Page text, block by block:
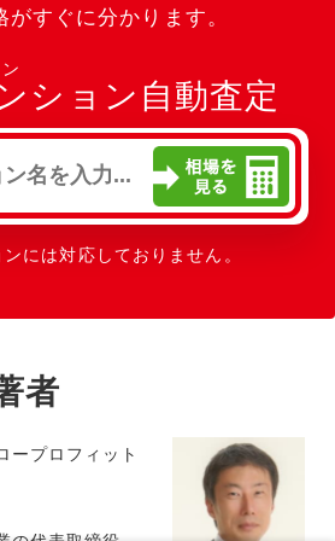
がすぐに分かります。
ション自動査定
には対応しておりません。
者
ープロフィット